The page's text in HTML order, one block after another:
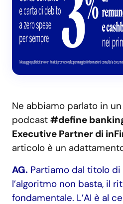
Ne abbiamo parlato in
podcast #define
Executive Partner di
articolo è un
AG. Partiamo dal titolo
l’algoritmo non basta, il
fondamentale. L’AI è al